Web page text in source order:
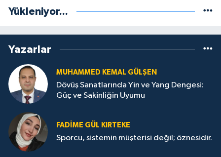
Yükleniyor...
Yazarlar
MUHAMMED KEMAL GÜLŞEN
Dövüş Sanatlarında Yin ve Yang Dengesi:
Güç ve Sakinliğin Uyumu
FADIME GÜL KIRTEKE
Sporcu, sistemin müşterisi değil; öznesidir.